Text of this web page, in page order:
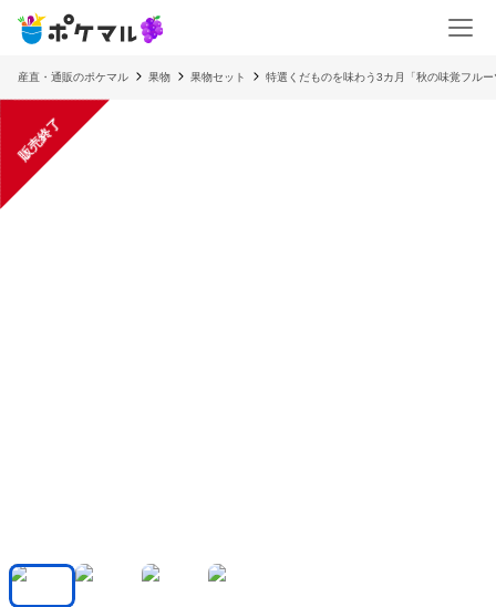
産直・通販のポケマル 果物 果物セット 特選くだものを味わう3カ月「秋の味覚フル
販売終了